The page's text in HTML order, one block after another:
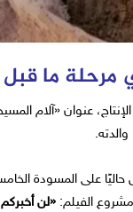
ما قبل
عنوان «آلام
على المسودة
«لن